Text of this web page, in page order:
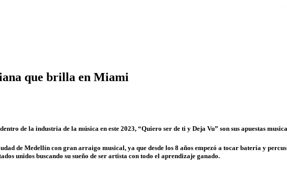
que brilla en Miami
de la industria de la música en este 2023, “Quiero ser de ti y Deja Vu” son sus apuestas
de Medellín con gran arraigo musical, ya que desde los 8 años empezó a tocar batería y
unidos buscando su sueño de ser artista con todo el aprendizaje ganado.